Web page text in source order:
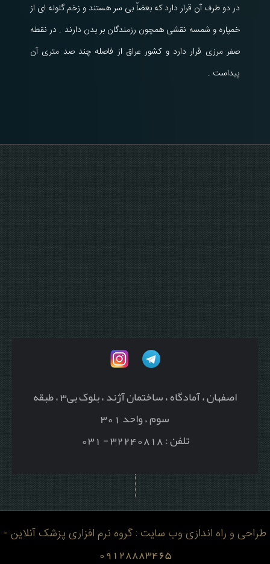
در دو طرف آن قرار دارد که بعضاً بی سر هستند و زخم گلوله ای از
خمپاره و شمسه نقشی همچون رزمندگان بر بدن دارند . در نقطه
صفر مرزی قرار دارد و کشور عراق از فاصله چند صد متری آن
پیداست .
اصفهان ، آمادگاه ، ساختمان آژند ، بلوک بی3 ، طبقه
سوم ، واحد 301
تلفن : 32240818 - 031
طراحی و راه اندازی وب سایت : گروه نرم افزاری پزشک آنلاین -
09128883465